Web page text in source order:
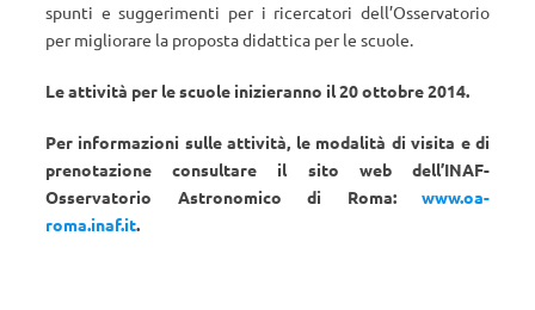
spunti e suggerimenti per i ricercatori dell’Osservatorio
per migliorare la proposta didattica per le scuole.
Le attività per le scuole inizieranno il 20 ottobre 2014.
Per informazioni sulle attività, le modalità di visita e di
prenotazione consultare il sito web dell’INAF-
Osservatorio Astronomico di Roma: www.oa-
roma.inaf.it.